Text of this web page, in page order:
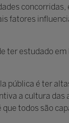
fatores
ter estudado
pública é ter
a cultura
todos são